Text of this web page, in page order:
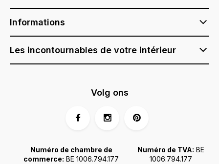
Informations
Les incontournables de votre intérieur
Numéro de chambre de
commerce: BE 1006.794.177
Numéro de TVA: BE
1006.794.177
Volg ons